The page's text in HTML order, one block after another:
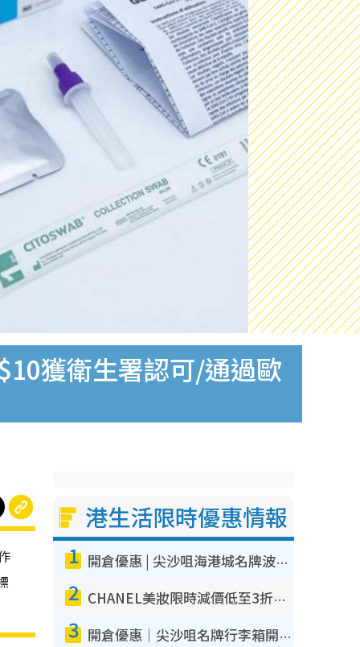
獲衛生署認可/通過歐
港生活限時優惠情報
1 開倉優惠 | 尖沙咀海港城名牌波鞋開倉低至1折！On鞋$899起／Joy&Peace鞋履$98起
2 CHANEL美妝限時減價低至3折！人氣粉底/唇膏/精華液低至$275！COCO香水都有平
3 開倉優惠｜尖沙咀名牌行李箱開倉低至4折！一連5日 American Tourister/ace./Hallmark $200起！